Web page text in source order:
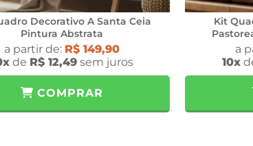
Decorativo A Santa Ceia
Pintura Abstrata
a partir de: R$ 149,90
de R$ 12,49sem juros
COMPRAR
Kit
a
10x